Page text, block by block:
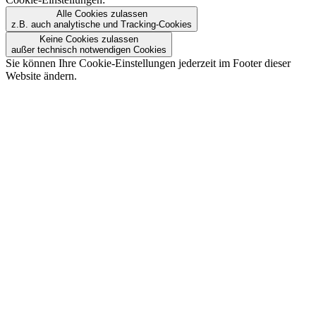
Alle Cookies zulassen
z.B. auch analytische und Tracking-Cookies
Keine Cookies zulassen
außer technisch notwendigen Cookies
Sie können Ihre Cookie-Einstellungen jederzeit im Footer dieser
Website ändern.